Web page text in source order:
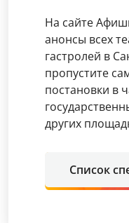
На сайте
анонсы всех
гастролей в
пропустите
постановки в
других
Список